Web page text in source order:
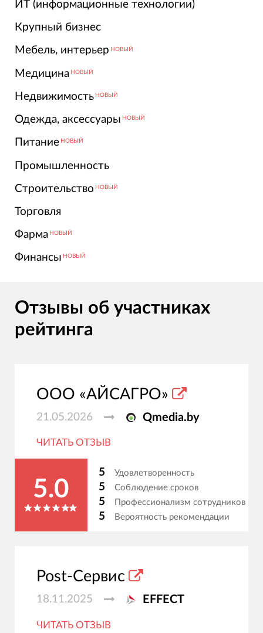
ИТ (информационные технологии)
Крупный бизнес
Мебель, интерьер НОВЫЙ
Медицина НОВЫЙ
Недвижимость НОВЫЙ
Одежда, аксессуары НОВЫЙ
Питание НОВЫЙ
Промышленность
Строительство НОВЫЙ
Торговля
Фарма НОВЫЙ
Финансы НОВЫЙ
Отзывы об участниках
рейтинга
ООО «АЙСАГРО»
21.05.2026 Qmedia.by
ЧИТАТЬ ОТЗЫВ
5.0
5 Удовлетворенность
5 Соблюдение сроков
5 Профессионализм сотрудников
5 Вероятность рекомендации
Post-Сервис
18.11.2025 EFFECT
ЧИТАТЬ ОТЗЫВ